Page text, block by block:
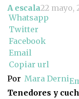
A escala22 mayo,
Whatsapp
Twitter
Facebook
Email
Copiar url
Por Mara Derni
Tenedores y